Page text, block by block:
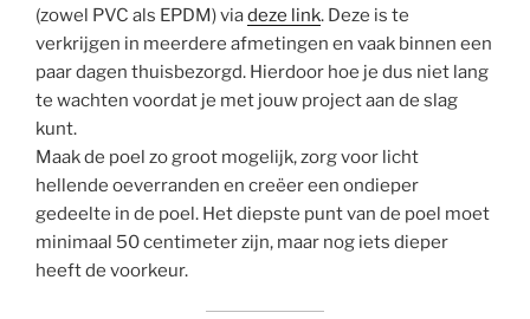
(zowel PVC als EPDM) viadeze link. Deze is te
verkrijgen in meerdere afmetingen en vaak binnen een
paar dagen thuisbezorgd. Hierdoor hoe je dus niet lang
te wachten voordat je met jouw project aan de slag
kunt.
Maak de poel zo groot mogelijk, zorg voor licht
hellende oeverranden en creëer een ondieper
gedeelte in de poel. Het diepste punt van de poel moet
minimaal 50 centimeter zijn, maar nog iets dieper
heeft de voorkeur.